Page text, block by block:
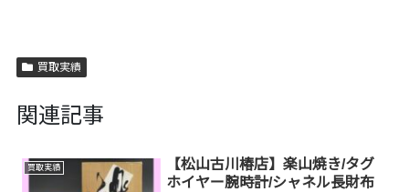
買取実績
関連記事
買取実績
【松山古川椿店】楽山焼き/タグ
ホイヤー腕時計/シャネル長財布